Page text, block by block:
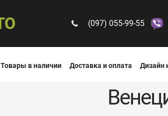
(097) 055-99-55
Товары в наличии Доставка и оплата Дизайн